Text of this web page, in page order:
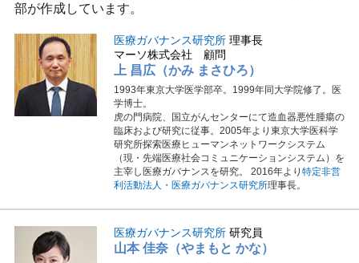
部が作成しています。
医療ガバナンス研究所理事長
マーソ株式会社 顧問
上 昌広（かみ まさひろ）
1993年東京大学医学部卒。1999年同大学院修了。医
学博士。
虎の門病院、国立がんセンターにて造血器悪性腫瘍の
臨床および研究に従事。2005年より東京大学医科学
研究所探索医療ヒューマンネットワークシステム
（現・先端医療社会コミュニケーションシステム）を
主宰し医療ガバナンスを研究。 2016年より 特定非営
利活動法人・医療ガバナンス研究所理事長。
医療ガバナンス研究所研究員
山本 佳奈（やまもと かな）